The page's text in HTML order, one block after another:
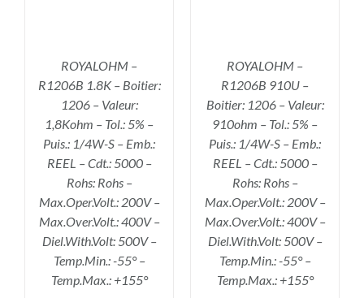
ROYALOHM –
R1206B 1.8K – Boitier:
1206 – Valeur:
1,8Kohm – Tol.: 5% –
Puis.: 1/4W-S – Emb.:
REEL – Cdt.: 5000 –
Rohs: Rohs –
Max.Oper.Volt.: 200V –
Max.Over.Volt.: 400V –
Diel.With.Volt: 500V –
Temp.Min.: -55° –
Temp.Max.: +155°
ROYALOHM –
R1206B 910U –
Boitier: 1206 – Valeur:
910ohm – Tol.: 5% –
Puis.: 1/4W-S – Emb.:
REEL – Cdt.: 5000 –
Rohs: Rohs –
Max.Oper.Volt.: 200V –
Max.Over.Volt.: 400V –
Diel.With.Volt: 500V –
Temp.Min.: -55° –
Temp.Max.: +155°